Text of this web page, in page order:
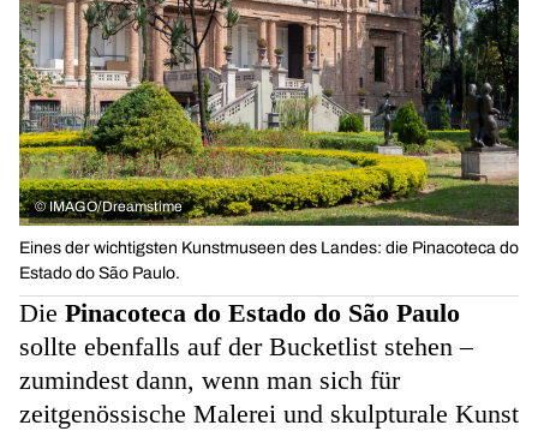
© IMAGO/Dreamstime
Eines der wichtigsten Kunstmuseen des Landes: die Pinacoteca do
Estado do São Paulo.
Die Pinacoteca do Estado do São Paulo
sollte ebenfalls auf der Bucketlist stehen –
zumindest dann, wenn man sich für
zeitgenössische Malerei und skulpturale Kunst